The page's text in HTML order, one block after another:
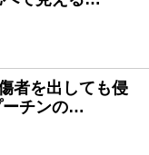
者を出しても侵
ーチンの…